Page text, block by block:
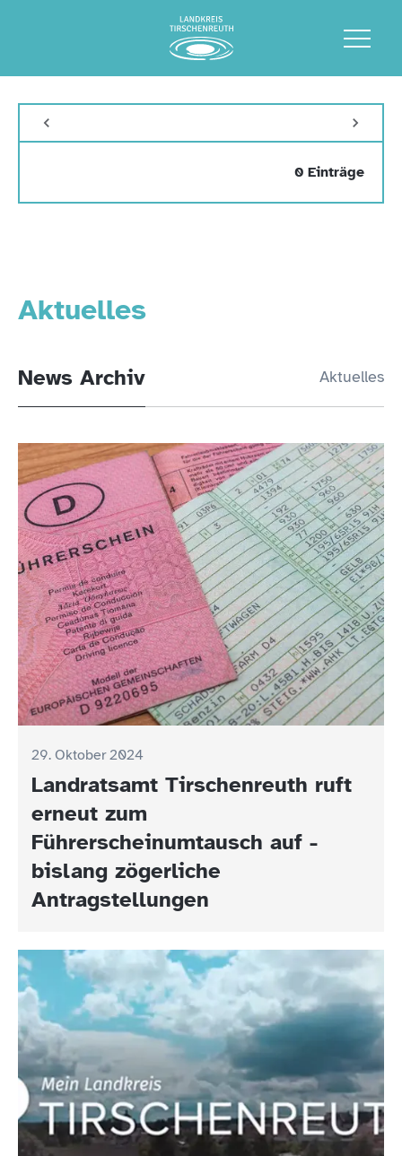
Aktuelles
News Archiv Aktuelles
29. Oktober 2024
Landratsamt Tirschenreuth ruft
erneut zum
Führerscheinumtausch auf -
bislang zögerliche
Antragstellungen
0 Einträge